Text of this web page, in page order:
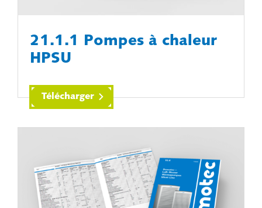
21.1.1 Pompes à chaleur
HPSU
Télécharger